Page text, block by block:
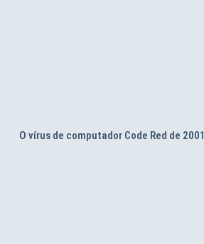
O vírus de computador Code Red de 2001